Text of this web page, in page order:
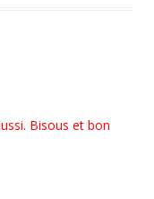
Bisous et bon